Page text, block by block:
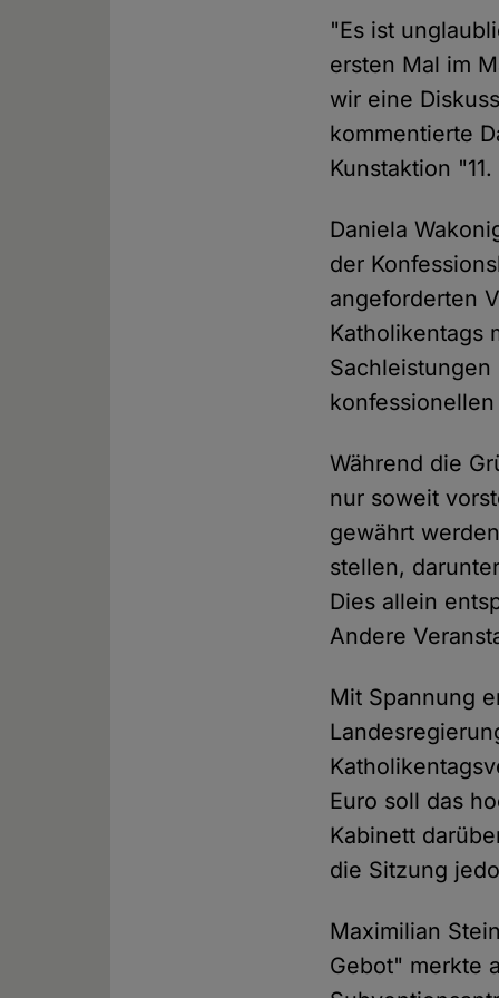
"Es ist
ersten Mal im
wir eine
kommentierte
Kunstaktion
Daniela
der
angeforderten
Katholikentags
Während die
nur soweit
gewährt
stellen,
Dies allein
Andere
Mit Spannung
Euro soll das
Kabinett
die Sitzung
Maximilian
Gebot" merkte